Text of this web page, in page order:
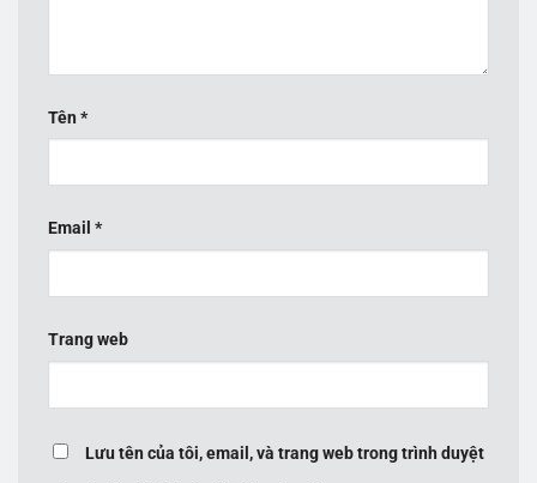
Tên *
Email *
Trang web
Lưu tên của tôi, email, và trang web trong trình duyệt